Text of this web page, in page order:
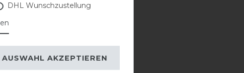
DHL Wunschzustellung
AUSWAHL AKZEPTIEREN